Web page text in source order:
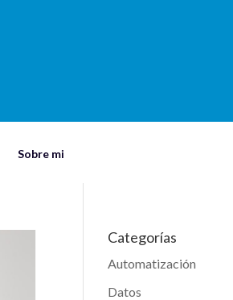
Sobre mi
Categorías
Automatización
Datos